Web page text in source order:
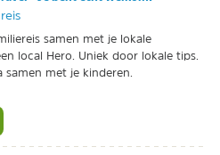
samen met je lokale
local Hero. Uniek door lokale tips.
samen met je kinderen.